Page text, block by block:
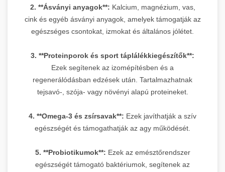
2. **Ásványi anyagok**: Kalcium, magnézium, vas,
cink és egyéb ásványi anyagok, amelyek támogatják az
egészséges csontokat, izmokat és általános jólétet.
3. **Proteinporok és sport táplálékkiegészítők**:
Ezek segítenek az izomépítésben és a
regenerálódásban edzések után. Tartalmazhatnak
tejsavó-, szója- vagy növényi alapú proteineket.
4. **Omega-3 és zsírsavak**: Ezek javíthatják a szív
egészségét és támogathatják az agy működését.
5. **Probiotikumok**: Ezek az emésztőrendszer
egészségét támogató baktériumok, segítenek az